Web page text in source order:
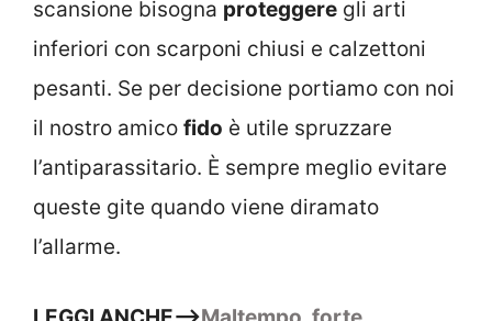
scansione bisogna proteggere gli arti
inferiori con scarponi chiusi e calzettoni
pesanti. Se per decisione portiamo con noi
il nostro amico fido è utile spruzzare
l’antiparassitario. È sempre meglio evitare
queste gite quando viene diramato
l’allarme.